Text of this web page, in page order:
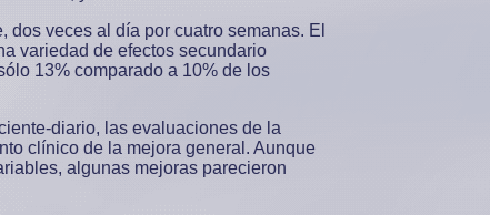
veces al día por cuatro semanas. El
variedad de efectos secundario
13% comparado a 10% de los
diario, las evaluaciones de la
clínico de la mejora general. Aunque
algunas mejoras parecieron